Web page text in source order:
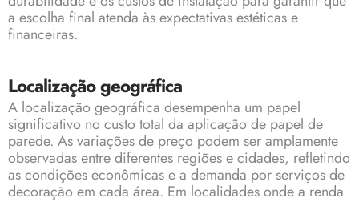
a escolha final atenda às expectativas estéticas e
financeiras.
Localização geográfica
A localização geográfica desempenha um papel
significativo no custo total da aplicação de papel de
parede. As variações de preço podem ser amplamente
observadas entre diferentes regiões e cidades, refletindo
as condições econômicas e a demanda por serviços de
decoração em cada área. Em localidades onde a renda